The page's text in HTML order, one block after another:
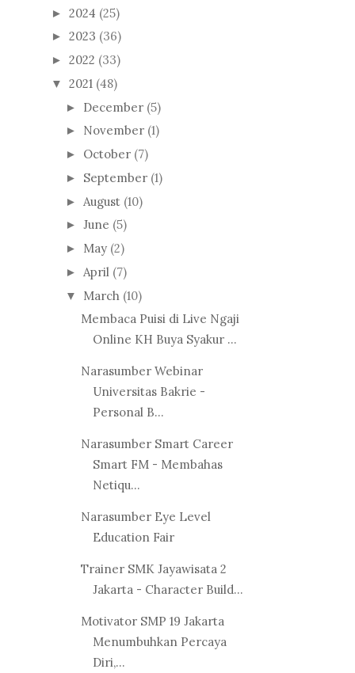
► 2024 (25)
► 2023 (36)
► 2022 (33)
▼ 2021 (48)
► December (5)
► November (1)
► October (7)
► September (1)
► August (10)
► June (5)
► May (2)
► April (7)
▼ March (10)
Membaca Puisi di Live Ngaji
Online KH Buya Syakur ...
Narasumber Webinar
Universitas Bakrie -
Personal B...
Narasumber Smart Career
Smart FM - Membahas
Netiqu...
Narasumber Eye Level
Education Fair
Trainer SMK Jayawisata 2
Jakarta - Character Build...
Motivator SMP 19 Jakarta
Menumbuhkan Percaya
Diri,...